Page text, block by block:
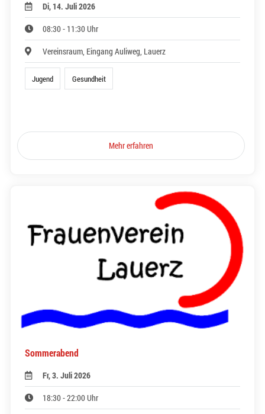
Di, 14. Juli 2026
08:30 - 11:30 Uhr
Vereinsraum, Eingang Auliweg, Lauerz
Jugend Gesundheit
Mehr erfahren
Sommerabend
Fr, 3. Juli 2026
18:30 - 22:00 Uhr